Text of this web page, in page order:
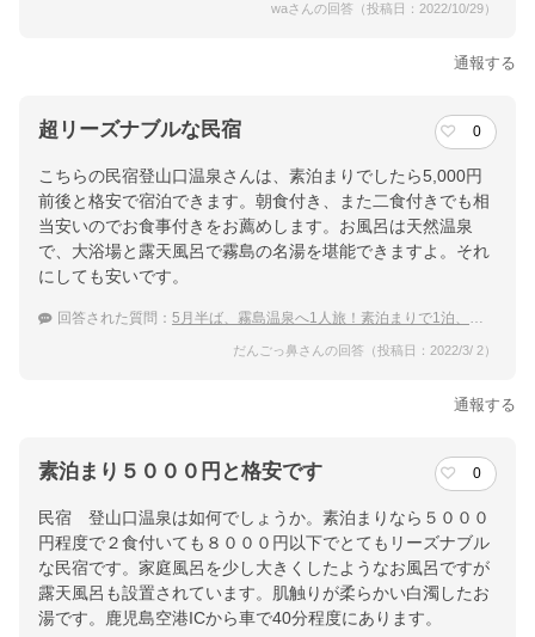
waさんの回答（投稿日：2022/10/29）
通報する
超リーズナブルな民宿 0
こちらの民宿登山口温泉さんは、素泊まりでしたら5,000円
前後と格安で宿泊できます。朝食付き、また二食付きでも相
当安いのでお食事付きをお薦めします。お風呂は天然温泉
で、大浴場と露天風呂で霧島の名湯を堪能できますよ。それ
にしても安いです。
回答された質問： 5月半ば、霧島温泉へ1人旅！素泊まりで1泊、あるいは連泊で温泉が楽しみやすい宿
だんごっ鼻さんの回答（投稿日：2022/3/ 2）
通報する
素泊まり５０００円と格安です 0
民宿 登山口温泉は如何でしょうか。素泊まりなら５０００
円程度で２食付いても８０００円以下でとてもリーズナブル
な民宿です。家庭風呂を少し大きくしたようなお風呂ですが
露天風呂も設置されています。肌触りが柔らかい白濁したお
湯です。鹿児島空港ICから車で40分程度にあります。